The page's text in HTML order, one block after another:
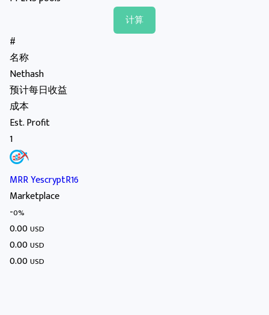
#
名称
Nethash
预计每日收益
成本
Est. Profit
1
MRR YescryptR16
Marketplace
-0%
0.00USD
0.00USD
0.00USD